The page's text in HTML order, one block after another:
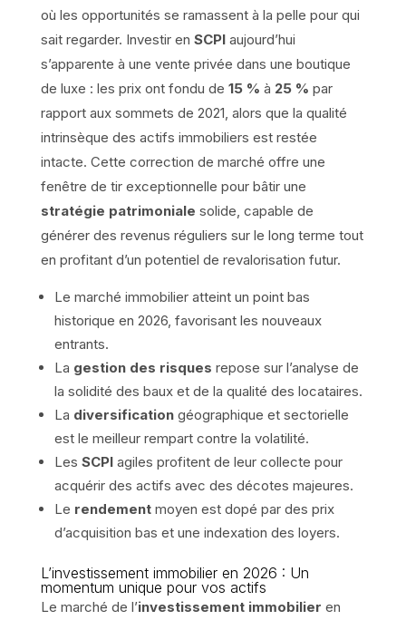
où les opportunités se ramassent à la pelle pour qui
sait regarder. Investir en SCPIaujourd’hui
s’apparente à une vente privée dans une boutique
de luxe : les prix ont fondu de 15 % à 25 % par
rapport aux sommets de 2021, alors que la qualité
intrinsèque des actifs immobiliers est restée
intacte. Cette correction de marché offre une
fenêtre de tir exceptionnelle pour bâtir une
stratégie patrimoniale solide, capable de
générer des revenus réguliers sur le long terme tout
en profitant d’un potentiel de revalorisation futur.
Le marché immobilier atteint un point bas
historique en 2026, favorisant les nouveaux
entrants.
La gestion des risques repose sur l’analyse de
la solidité des baux et de la qualité des locataires.
La diversificationgéographique et sectorielle
est le meilleur rempart contre la volatilité.
Les SCPIagiles profitent de leur collecte pour
acquérir des actifs avec des décotes majeures.
Le rendementmoyen est dopé par des prix
d’acquisition bas et une indexation des loyers.
L’investissement immobilier en 2026 : Un
momentum unique pour vos actifs
Le marché de l’investissement immobilier en